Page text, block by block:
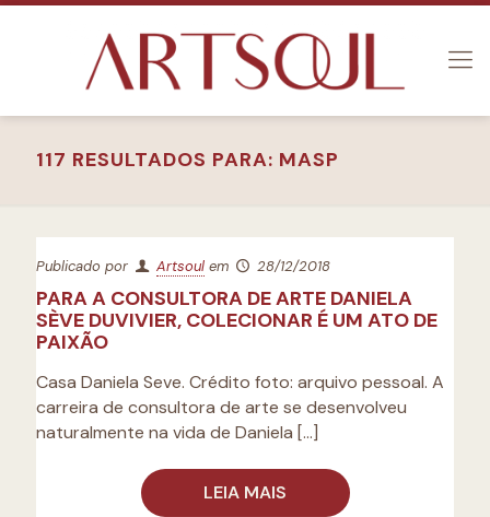
117 RESULTADOS PARA: MASP
Publicado por Artsoul em 28/12/2018
PARA A CONSULTORA DE ARTE DANIELA
SÈVE DUVIVIER, COLECIONAR É UM ATO DE
PAIXÃO
Casa Daniela Seve. Crédito foto: arquivo pessoal. A
carreira de consultora de arte se desenvolveu
naturalmente na vida de Daniela […]
LEIA MAIS